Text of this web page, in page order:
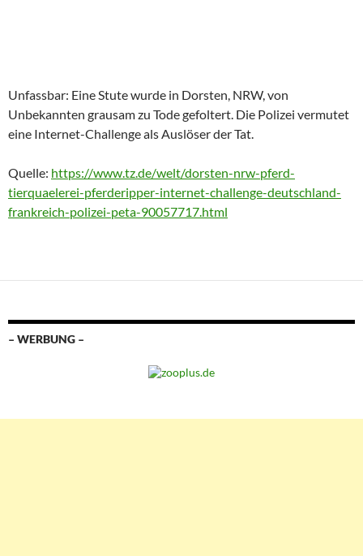
Unfassbar: Eine Stute wurde in Dorsten, NRW, von
Unbekannten grausam zu Tode gefoltert. Die Polizei vermutet
eine Internet-Challenge als Auslöser der Tat.
Quelle: https://www.tz.de/welt/dorsten-nrw-pferd-
tierquaelerei-pferderipper-internet-challenge-deutschland-
frankreich-polizei-peta-90057717.html
– WERBUNG –